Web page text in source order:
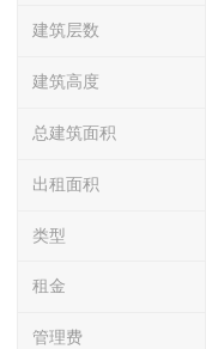
建筑层数
建筑高度
总建筑面积
出租面积
类型
租金
管理费